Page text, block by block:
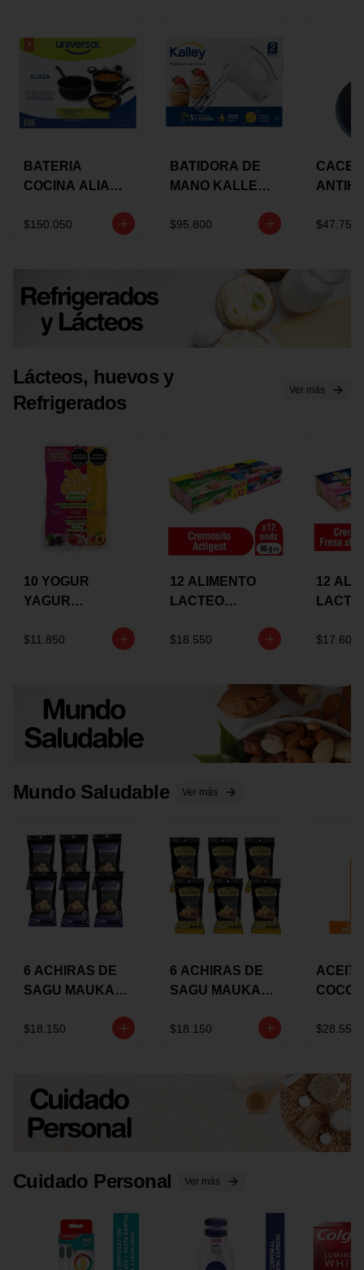
BATERIA
COCINA ALIADA
PIEZAS
$150.050
BATIDORA DE
MANO KALLEY
VELOCIDADES
$95.800
TAPA
$47.750
Lácteos, huevos y
Refrigerados
Ver más
10 YOGUR
YAGUR
150ML SURTIDO
$11.850
12 ALIMENTO
LACTEO
ALQUERIA
$18.550
12
$17.600
Mundo Saludable Ver más
6 ACHIRAS DE
SAGU MAUKA
$18.150
6 ACHIRAS DE
SAGU MAUKA
GRS
$18.150
COCO
150G
$28.550
Cuidado Personal Ver más